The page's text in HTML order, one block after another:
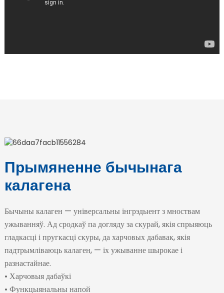
Прымяненне бычынага
калагена
Бычыны калаген — універсальны інгрэдыент з мноствам
ужыванняў. Ад сродкаў па догляду за скурай, якія спрыяюць
гладкасці і пругкасці скуры, да харчовых дабавак, якія
падтрымліваюць калаген, — іх ужыванне шырокае і
разнастайнае.
• Харчовыя дабаўкі
• Функцыянальны напой